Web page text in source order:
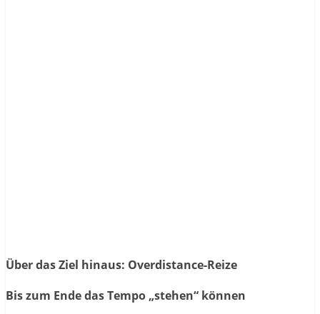
Über das Ziel hinaus: Overdistance-Reize
Bis zum Ende das Tempo „stehen“ können